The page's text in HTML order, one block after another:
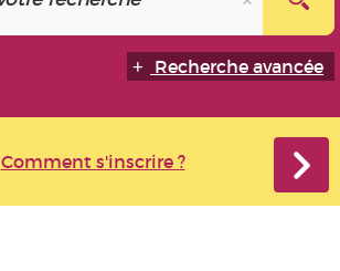
Recherche avancée
Comment s'inscrire ?